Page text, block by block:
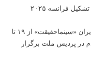
نوزدهمین جشنواره بین‌المللی فیلم مستند ایران «سینماحقیقت» از ۱۹ تا
مقدم در پردیس ملت برگزار